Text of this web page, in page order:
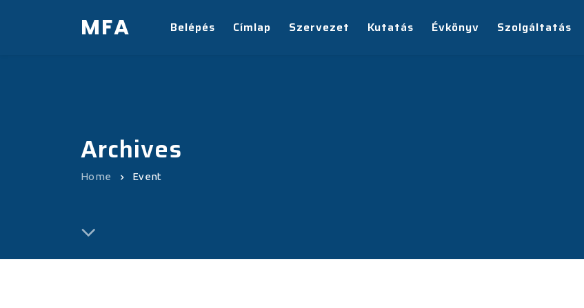
MFA Belépés Címlap Szervezet Kutatás Évkönyv Szolgáltatás
Archives
Home Event